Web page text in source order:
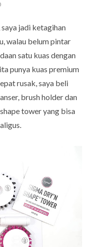
jadi ketagihan
walau belum pintar
satu kuas dengan
punya kuas premium
rusak, saya beli
brush holder dan
tower yang bisa